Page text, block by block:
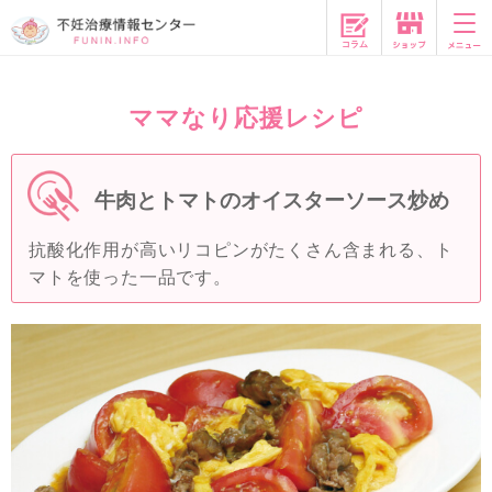
コラム
ママなり応援レシピ
牛肉とトマトのオイスターソース炒め
抗酸化作用が高いリコピンがたくさん含まれる、ト
マトを使った一品です。